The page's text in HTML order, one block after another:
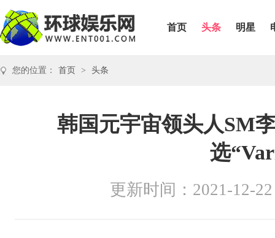
首页 头条 明星
您的位置： 首页 > 头条
韩国元宇宙领头人SM
选
更新时间：2021-12-22